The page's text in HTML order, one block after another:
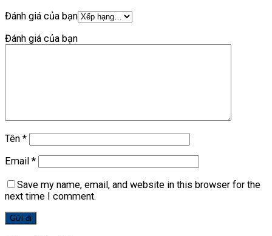
Đánh giá của bạn
Đánh giá của bạn
Tên *
Email *
Save my name, email, and website in this browser for the
next time I comment.